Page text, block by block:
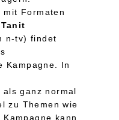
mit Formaten
Tanit
n-tv) findet
Kampagne. In
als ganz normal
zu Themen wie
kann